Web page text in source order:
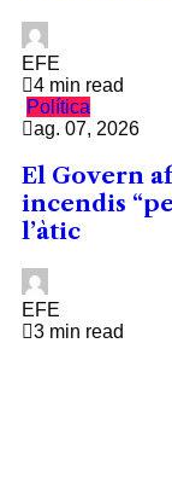
EFE
4 min read
Política
ag. 07, 2026
El Govern
incendis
l’àtic
EFE
3 min read